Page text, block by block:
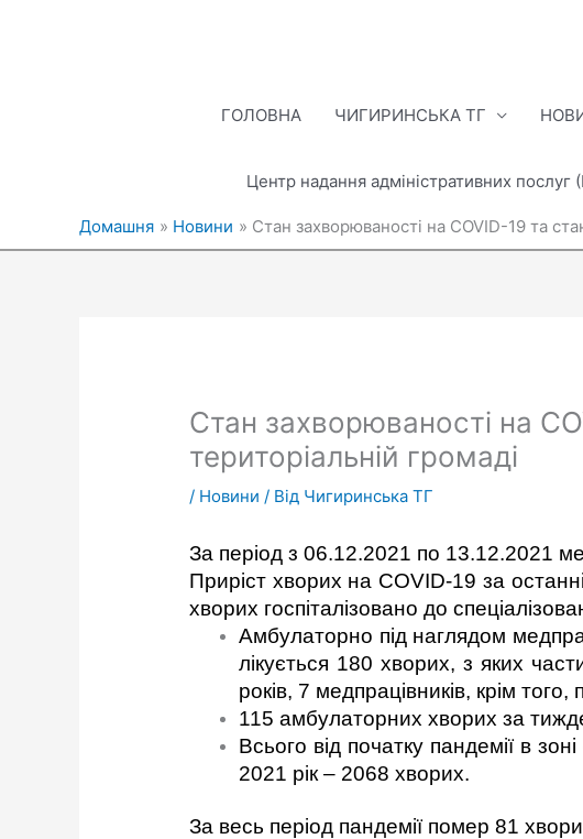
ГОЛОВНА ЧИГИРИНСЬКА ТГ
Центр надання адміністративних
Домашня Новини Стан захворюваності на COVID-19 та
Стан захворюваності на
територіальній громаді
/ Новини / Від Чигиринська ТГ
За період з 06.12.2021 по 13.12.2021
Приріст хворих на COVID-19 за
хворих госпіталізовано до
Амбулаторно під наглядом
лікується 180 хворих, з яких
років, 7 медпрацівників, крім
115 амбулаторних хворих за
Всього від початку пандемії в
2021 рік – 2068 хворих.
За весь період пандемії помер 81